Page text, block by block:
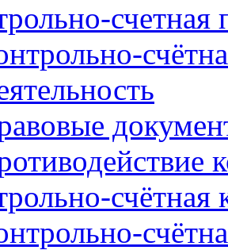
счетная
счётная